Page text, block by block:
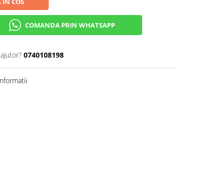
COMANDA PRIN WHATSAPP
0740108198